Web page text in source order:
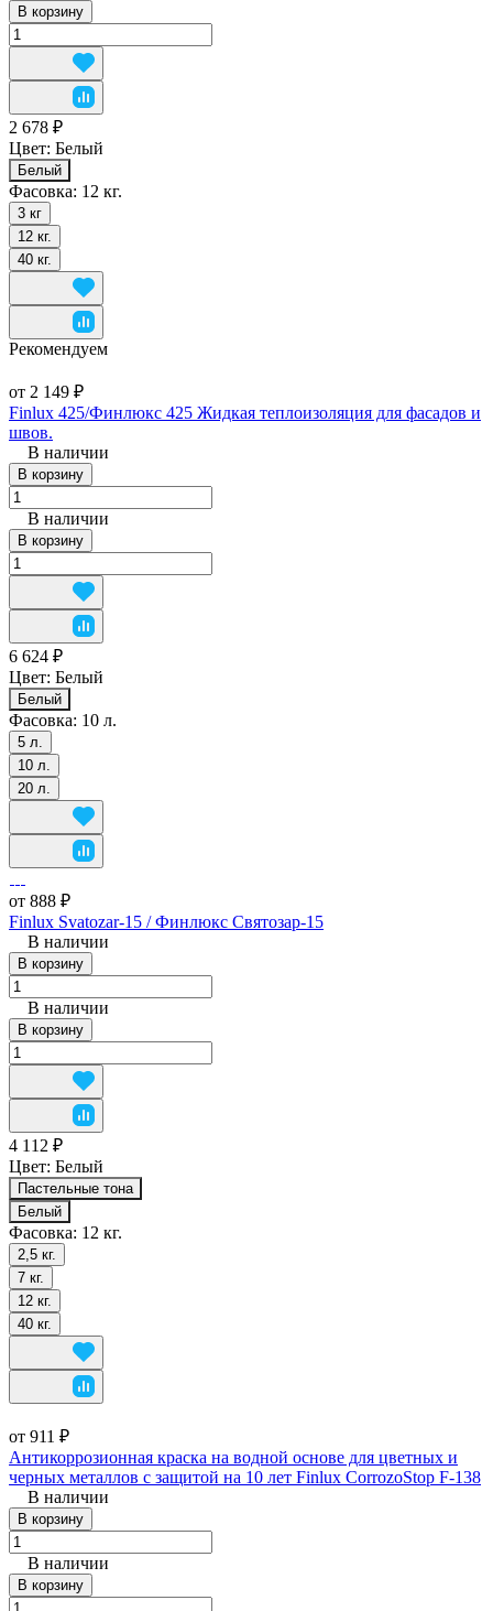
В корзину
2 678 ₽
Цвет: Белый
Белый
Фасовка: 12 кг.
3 кг
12 кг.
40 кг.
Рекомендуем
от 2 149 ₽
Finlux 425/Финлюкс 425 Жидкая теплоизоляция для фасадов и
швов.
В наличии
В корзину
В наличии
В корзину
6 624 ₽
Цвет: Белый
Белый
Фасовка: 10 л.
5 л.
10 л.
20 л.
от 888 ₽
Finlux Svatozar-15 / Финлюкс Святозар-15
В наличии
В корзину
В наличии
В корзину
4 112 ₽
Цвет: Белый
Пастельные тона
Белый
Фасовка: 12 кг.
2,5 кг.
7 кг.
12 кг.
40 кг.
от 911 ₽
Антикоррозионная краска на водной основе для цветных и
черных металлов с защитой на 10 лет Finlux CorrozoStop F-138
В наличии
В корзину
В наличии
В корзину